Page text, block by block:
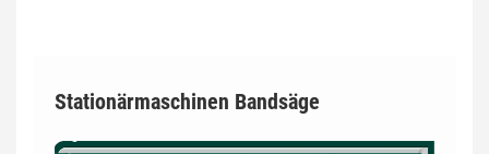
Stationärmaschinen Bandsäge